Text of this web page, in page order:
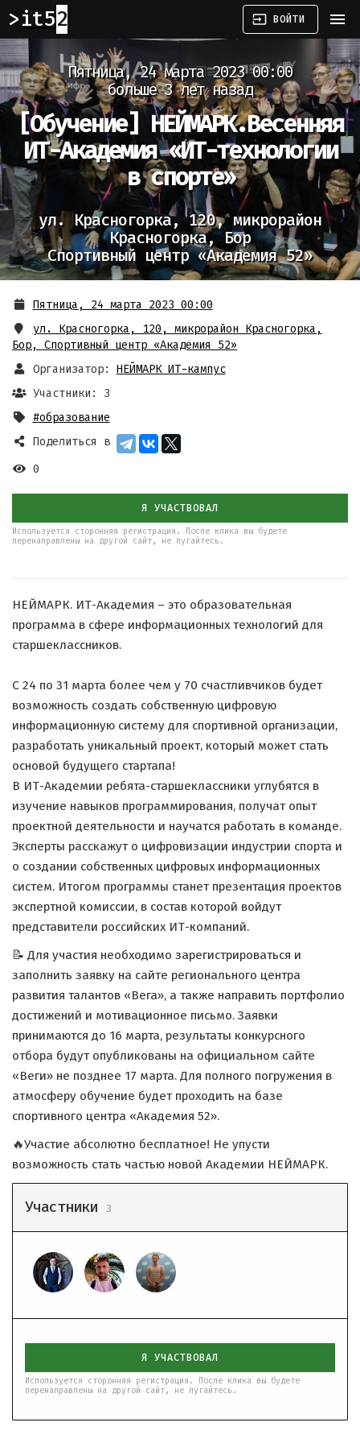
it52 input ВОЙТИ menu
Пятница, 24 марта 2023 00:00
больше 3 лет назад
[Обучение]
НЕЙМАРК.Весенняя
ИТ-Академия «ИТ-технологии
в спорте»
ул. Красногорка, 120, микрорайон
Красногорка, Бор
Спортивный центр «Академия 52»
Пятница, 24 марта 2023 00:00
ул. Красногорка, 120, микрорайон Красногорка,
Бор, Спортивный центр «Академия 52»
Организатор:
НЕЙМАРК ИТ-кампус
Участники: 3
#образование
Поделиться в
0
Я УЧАСТВОВАЛ
Используется сторонняя регистрация. После клика вы будете
перенаправлены на другой сайт, не пугайтесь.
НЕЙМАРК. ИТ-Академия – это образовательная
программа в сфере информационных технологий для
старшеклассников.
С 24 по 31 марта более чем у 70 счастливчиков будет
возможность создать собственную цифровую
информационную систему для спортивной организации,
разработать уникальный проект, который может стать
основой будущего стартапа!
В ИТ-Академии ребята-старшеклассники углубятся в
изучение навыков программирования, получат опыт
проектной деятельности и научатся работать в команде.
Эксперты расскажут о цифровизации индустрии спорта и
о создании собственных цифровых информационных
систем. Итогом программы станет презентация проектов
экспертной комиссии, в состав которой войдут
представители российских ИТ-компаний.
📝 Для участия необходимо зарегистрироваться и
заполнить заявку на сайте регионального центра
развития талантов «Вега», а также направить портфолио
достижений и мотивационное письмо. Заявки
принимаются до 16 марта, результаты конкурсного
отбора будут опубликованы на официальном сайте
«Веги» не позднее 17 марта. Для полного погружения в
атмосферу обучение будет проходить на базе
спортивного центра «Академия 52».
🔥Участие абсолютно бесплатное! Не упусти
возможность стать частью новой Академии НЕЙМАРК.
Участники 3
Я УЧАСТВОВАЛ
Используется сторонняя регистрация. После клика вы будете
перенаправлены на другой сайт, не пугайтесь.